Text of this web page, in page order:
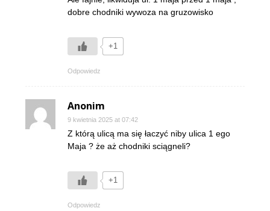
dobre chodniki wywoza na gruzowisko
+1
Odpowiedz
Anonim
9 kwietnia 2025 at 07:42
Z którą ulicą ma się łaczyć niby ulica 1 ego
Maja ? że aż chodniki sciągneli?
+1
Odpowiedz